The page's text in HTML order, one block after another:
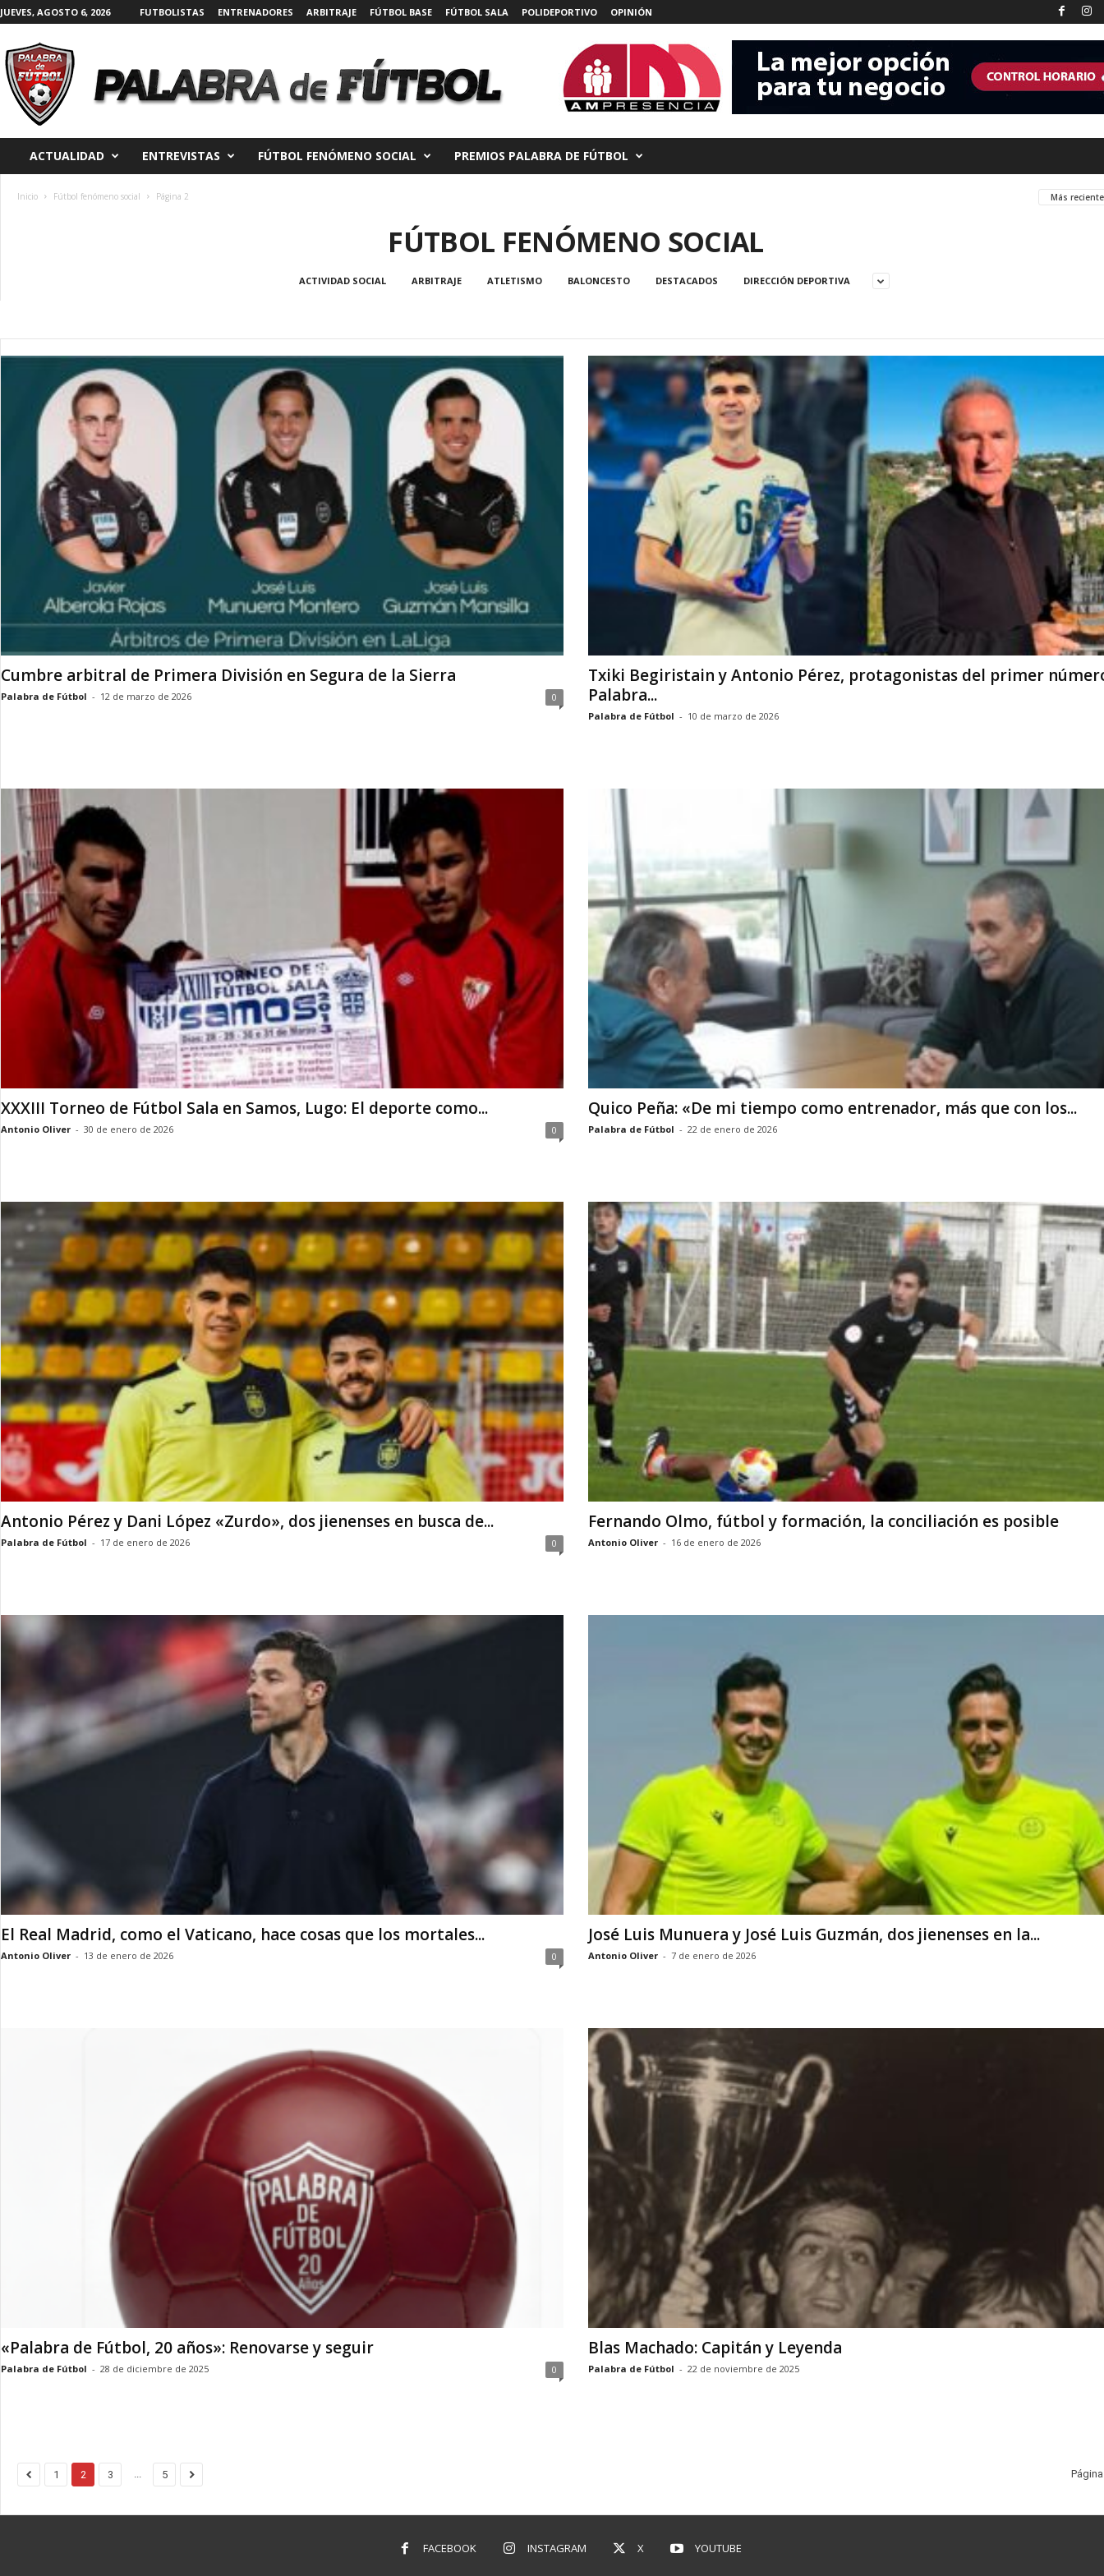
JUEVES, AGOSTO 6, 2026 FUTBOLISTAS ENTRENADORES ARBITRAJE FÚTBOL BASE FÚTBOL SALA POLIDEPORTIVO OPINIÓN
P
a
a
b
r
a
r
o
i
l
D
e
p
o
r
t
ACTUALIDAD ENTREVISTAS FÚTBOL FENÓMENO SOCIAL PREMIOS PALABRA DE FÚTBOL
Inicio Fútbol fenómeno social Página 2 Más
FÚTBOL FENÓMENO SOCIAL
ACTIVIDAD SOCIAL ARBITRAJE ATLETISMO BALONCESTO DESTACADOS DIRECCIÓN DEPORTIVA
Cumbre arbitral de Primera División en Segura de la Sierra
Palabra de Fútbol - 12 de marzo de 2026 0
Txiki Begiristain y Antonio Pérez, protagonistas del primer
Palabra...
Palabra de Fútbol - 10 de marzo de 2026
XXXIII Torneo de Fútbol Sala en Samos, Lugo: El deporte como...
Antonio Oliver - 30 de enero de 2026 0
Quico Peña: «De mi tiempo como entrenador, más que con los...
Palabra de Fútbol - 22 de enero de 2026
Antonio Pérez y Dani López «Zurdo», dos jienenses en busca de...
Palabra de Fútbol - 17 de enero de 2026 0
Fernando Olmo, fútbol y formación, la conciliación es posible
Antonio Oliver - 16 de enero de 2026
El Real Madrid, como el Vaticano, hace cosas que los mortales...
Antonio Oliver - 13 de enero de 2026 0
José Luis Munuera y José Luis Guzmán, dos jienenses en la...
Antonio Oliver - 7 de enero de 2026
«Palabra de Fútbol, 20 años»: Renovarse y seguir
Palabra de Fútbol - 28 de diciembre de 2025 0
Blas Machado: Capitán y Leyenda
Palabra de Fútbol - 22 de noviembre de 2025
1 2 3 ... 5
FACEBOOK INSTAGRAM X YOUTUBE